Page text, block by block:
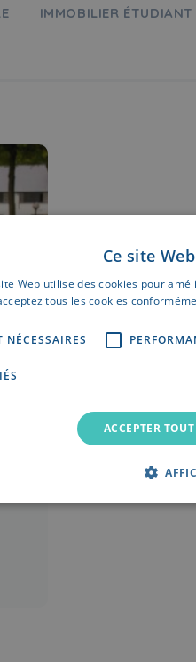
IMMOBILIER ÉTUDIANT
Ce site
Web utilise des cookies pour
tous les cookies
NÉCESSAIRES
ACCEPTER TOUT